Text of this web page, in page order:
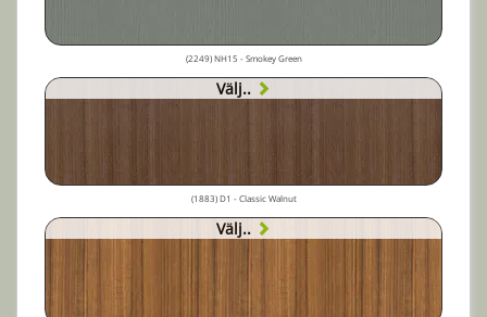
(2249) NH15 - Smokey Green
Välj..
(1883) D1 - Classic Walnut
Välj..